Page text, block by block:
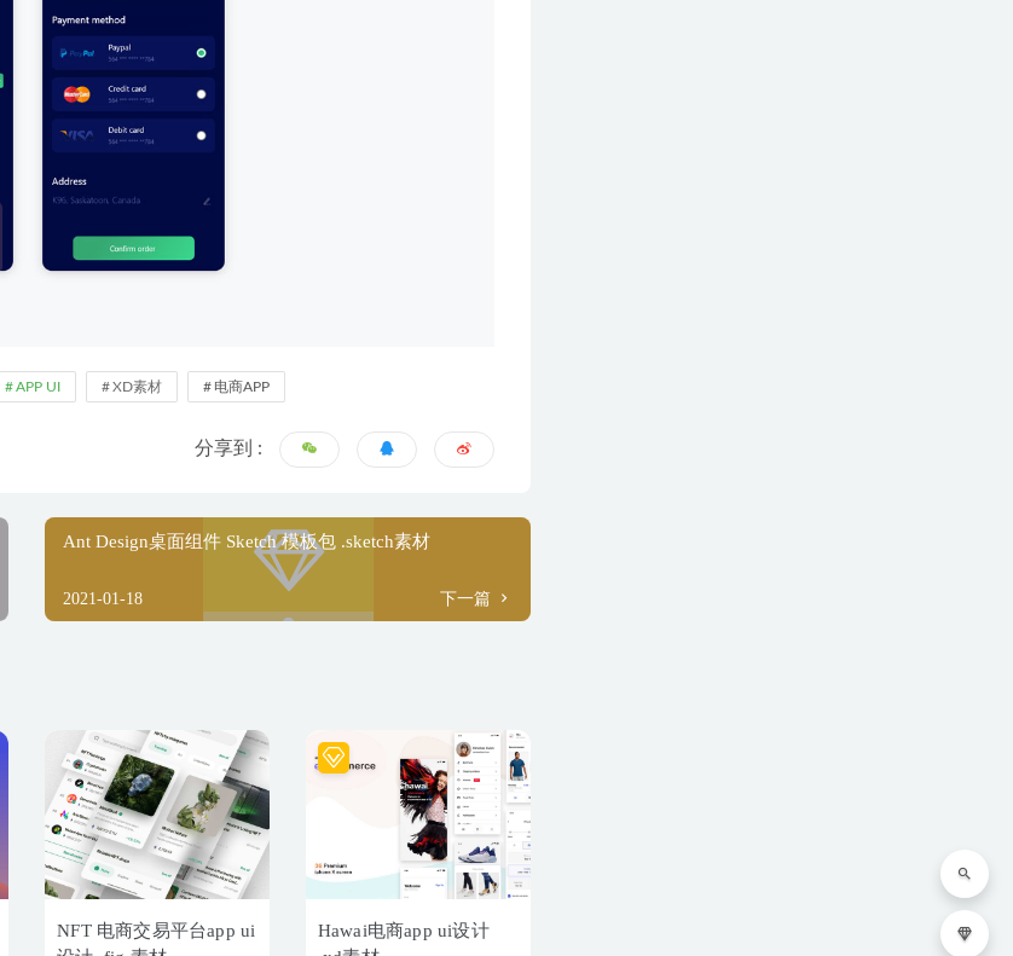
APP UI XD素材 电商APP
分享到 :
Ant Design桌面组件 Sketch 模板包 .sketch素材
2021-01-18 下一篇
NFT 电商交易平台app ui
Hawai电商app ui设计